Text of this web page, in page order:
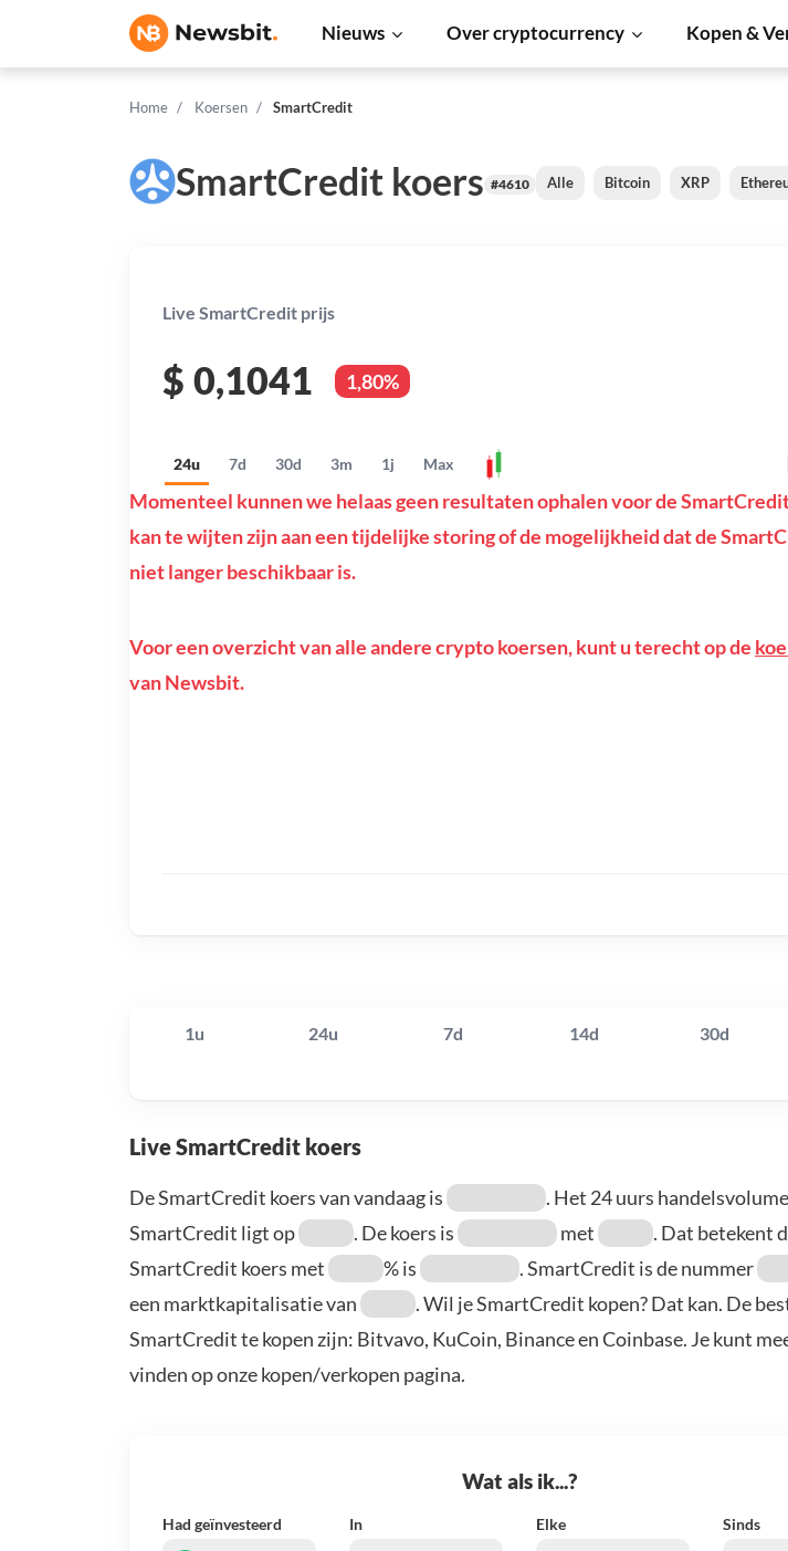
Nieuws Over cryptocurrency Kopen &
Home Koersen SmartCredit
SmartCredit koers #4610 Alle Bitcoin XRP
Live SmartCredit prijs
$ 0,1041 1,80%
24u 7d 30d 3m 1j Max
Momenteel kunnen we helaas geen resultaten ophalen voor de
kan te wijten zijn aan een tijdelijke storing of de mogelijkheid dat de
niet langer beschikbaar is.
Voor een overzicht van alle andere crypto koersen, kunt u terecht op de
van Newsbit.
1u 24u 7d 14d 30d
Live SmartCredit koers
De SmartCredit koers van vandaag is
. Het 24 uurs
SmartCredit ligt op
. De koers is met
. Dat betekent
SmartCredit koers met
% is . SmartCredit is de nummer
een marktkapitalisatie van
. Wil je SmartCredit kopen? Dat kan. De
SmartCredit te kopen zijn: Bitvavo, KuCoin, Binance en Coinbase. Je kunt
vinden op onze kopen/verkopen pagina.
Wat als ik...?
Had geïnvesteerd In Elke Sinds